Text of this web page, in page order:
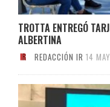
TROTTA ENTREGÓ
ALBERTINA
REDACCIÓN IR 14